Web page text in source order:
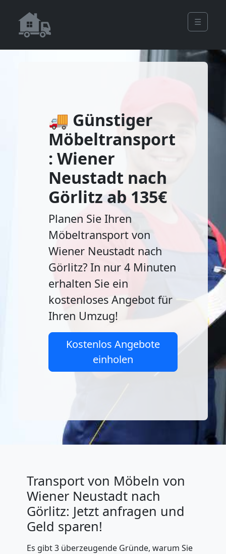
☰
🚚 Günstiger
Möbeltransport
: Wiener
Neustadt nach
Görlitz ab 135€
Planen Sie Ihren
Möbeltransport von
Wiener Neustadt nach
Görlitz? In nur 4 Minuten
erhalten Sie ein
kostenloses Angebot für
Ihren Umzug!
Kostenlos Angebote
einholen
Transport von Möbeln von
Wiener Neustadt nach
Görlitz: Jetzt anfragen und
Geld sparen!
Es gibt 3 überzeugende Gründe, warum Sie